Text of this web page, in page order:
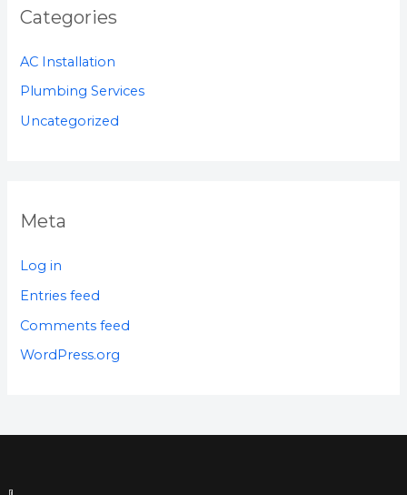
Categories
AC Installation
Plumbing Services
Uncategorized
Meta
Log in
Entries feed
Comments feed
WordPress.org